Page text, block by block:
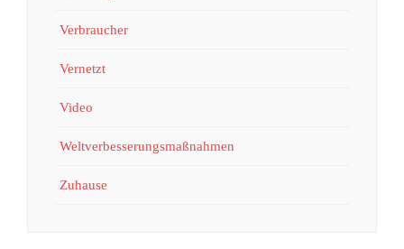
Verbraucher
Vernetzt
Video
Weltverbesserungsmaßnahmen
Zuhause